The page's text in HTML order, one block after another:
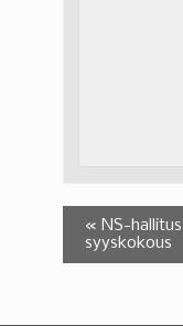
« NS-
syyskokous